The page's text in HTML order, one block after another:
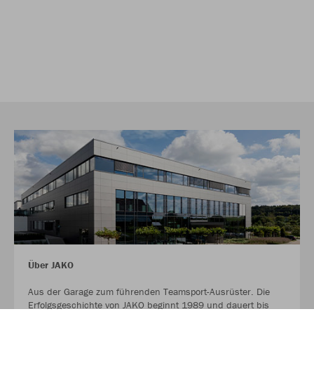
Über JAKO
Aus der Garage zum führenden Teamsport-Ausrüster. Die
Erfolgsgeschichte von JAKO beginnt 1989 und dauert bis